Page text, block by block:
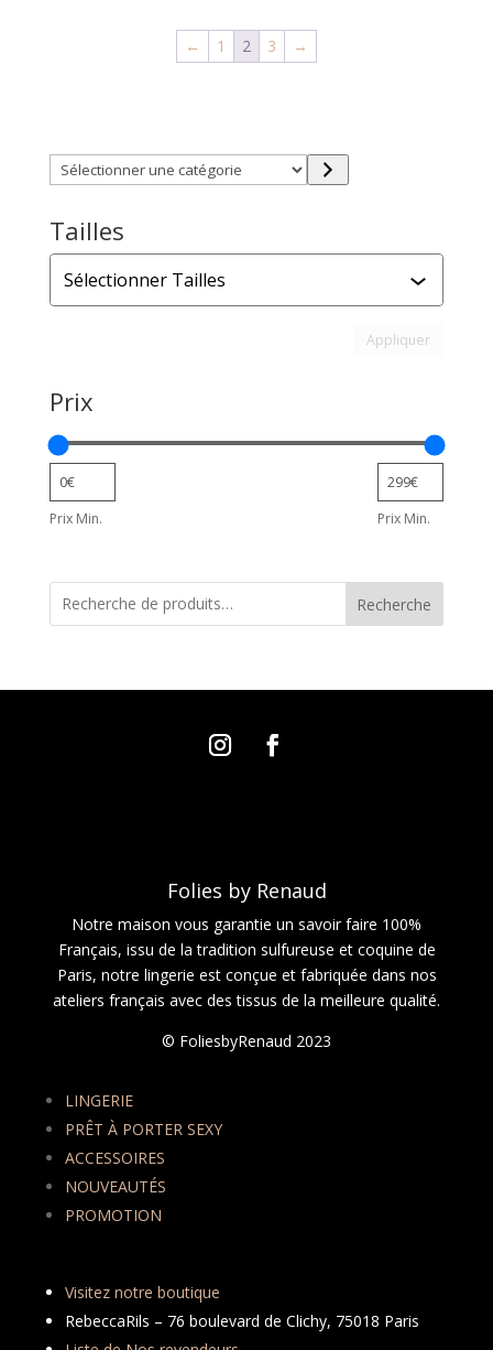
← 1 2 3
→
Sélectionner
une
Tailles
Appliquer
Prix
Prix Min. Prix Min.
Recherche
Folies by Renaud
Notre maison vous garantie un savoir faire 100%
Français, issu de la tradition sulfureuse et coquine de
Paris, notre lingerie est conçue et fabriquée dans nos
ateliers français avec des tissus de la meilleure qualité.
© FoliesbyRenaud 2023
LINGERIE
PRÊT À PORTER SEXY
ACCESSOIRES
NOUVEAUTÉS
PROMOTION
Visitez notre boutique
RebeccaRils – 76 boulevard de Clichy, 75018 Paris